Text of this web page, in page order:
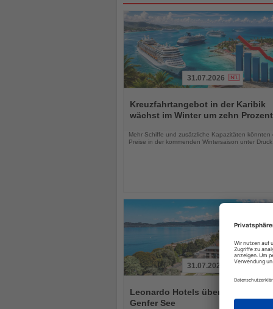
Sie
die
31.07.2026
Kreuzfahrtangebot in der Karibik
wächst im Winter um zehn Prozent
Mehr Schiffe und zusätzliche Kapazitäten könnten
Preise in der kommenden Wintersaison unter
Sie
die
31.07.2026
Leonardo Hotels übernimmt Hotel
Genfer See